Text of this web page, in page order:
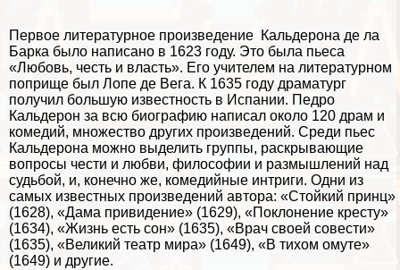
Первое литературное произведение Кальдерона де ла
Барка было написано в 1623 году. Это была пьеса
«Любовь, честь и власть». Его учителем на литературном
поприще был Лопе де Вега. К 1635 году драматург
получил большую известность в Испании. Педро
Кальдерон за всю биографию написал около 120 драм и
комедий, множество других произведений. Среди пьес
Кальдерона можно выделить группы, раскрывающие
вопросы чести и любви, философии и размышлений над
судьбой, и, конечно же, комедийные интриги. Одни из
самых известных произведений автора: «Стойкий принц»
(1628), «Дама привидение» (1629), «Поклонение кресту»
(1634), «Жизнь есть сон» (1635), «Врач своей совести»
(1635), «Великий театр мира» (1649), «В тихом омуте»
(1649) и другие.